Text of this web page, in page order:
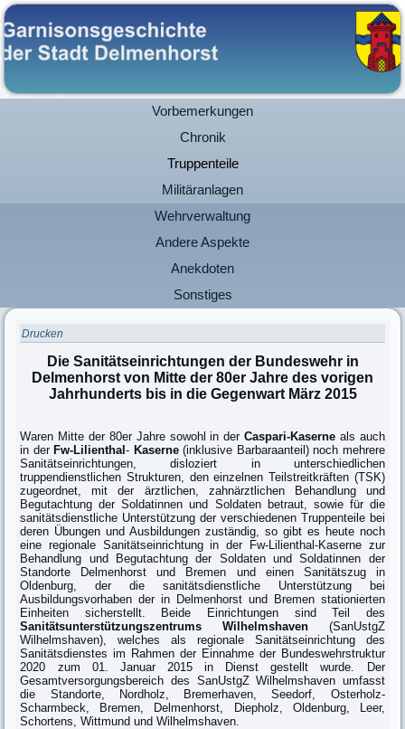
Vorbemerkungen
Chronik
Truppenteile
Militäranlagen
Wehrverwaltung
Andere Aspekte
Anekdoten
Sonstiges
Drucken
Die Sanitätseinrichtungen der Bundeswehr in
Delmenhorst von Mitte der 80er Jahre des vorigen
Jahrhunderts bis in die Gegenwart März 2015
Waren Mitte der 80er Jahre sowohl in der Caspari-Kaserneals auch
in der Fw-Lilienthal- Kaserne(inklusive Barbaraanteil) noch mehrere
Sanitätseinrichtungen, disloziert in unterschiedlichen
truppendienstlichen Strukturen, den einzelnen Teilstreitkräften (TSK)
zugeordnet, mit der ärztlichen, zahnärztlichen Behandlung und
Begutachtung der Soldatinnen und Soldaten betraut, sowie für die
sanitätsdienstliche Unterstützung der verschiedenen Truppenteile bei
deren Übungen und Ausbildungen zuständig, so gibt es heute noch
eine regionale Sanitätseinrichtung in der Fw-Lilienthal-Kaserne zur
Behandlung und Begutachtung der Soldaten und Soldatinnen der
Standorte Delmenhorst und Bremen und einen Sanitätszug in
Oldenburg, der die sanitätsdienstliche Unterstützung bei
Ausbildungsvorhaben der in Delmenhorst und Bremen stationierten
Einheiten sicherstellt. Beide Einrichtungen sind Teil des
Sanitätsunterstützungszentrums Wilhelmshaven (SanUstgZ
Wilhelmshaven), welches als regionale Sanitätseinrichtung des
Sanitätsdienstes im Rahmen der Einnahme der Bundeswehrstruktur
2020 zum 01. Januar 2015 in Dienst gestellt wurde. Der
Gesamtversorgungsbereich des SanUstgZ Wilhelmshaven umfasst
die Standorte, Nordholz, Bremerhaven, Seedorf, Osterholz-
Scharmbeck, Bremen, Delmenhorst, Diepholz, Oldenburg, Leer,
Schortens, Wittmund und Wilhelmshaven.